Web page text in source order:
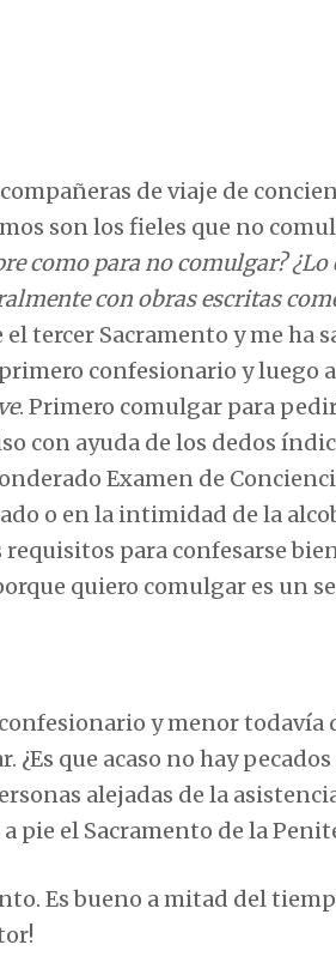
de viaje de
son los fieles que no
como para no comulgar?¿Lo
con obras escritas
tercer Sacramento y me ha
confesionario y luego
. Primero comulgar para
con ayuda de los dedos
Examen de
o en la intimidad de la
para confesarse
quiero comulgar es un
y menor todavía
que acaso no hay
alejadas de la
pie el Sacramento de la
Es bueno a mitad del